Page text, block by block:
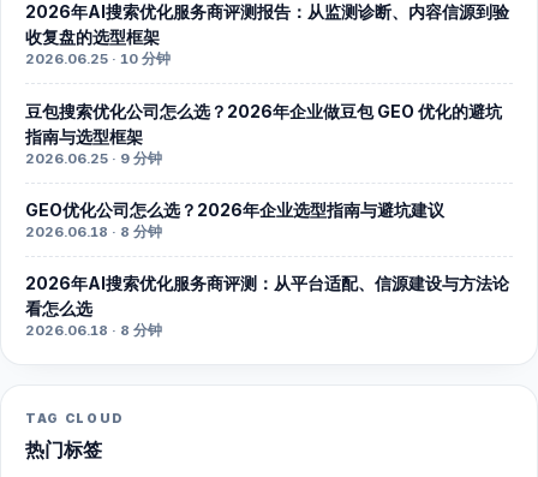
2026年AI搜索优化服务商评测报告：从监测诊断、内容信源到验
收复盘的选型框架
2026.06.25 · 10 分钟
豆包搜索优化公司怎么选？2026年企业做豆包 GEO 优化的避坑
指南与选型框架
2026.06.25 · 9 分钟
GEO优化公司怎么选？2026年企业选型指南与避坑建议
2026.06.18 · 8 分钟
2026年AI搜索优化服务商评测：从平台适配、信源建设与方法论
看怎么选
2026.06.18 · 8 分钟
TAG CLOUD
热门标签